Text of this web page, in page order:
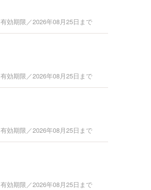
有効期限／2026年08月25日まで
有効期限／2026年08月25日まで
有効期限／2026年08月25日まで
有効期限／2026年08月25日まで